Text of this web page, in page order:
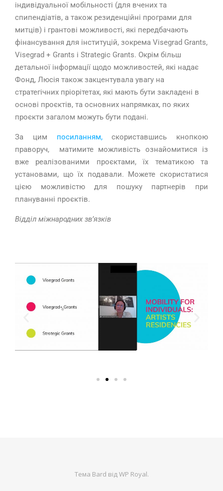
індивідуальної мобільності (для вчених та
спипендіатів, а також резиденційні програми для
митців) і грантові можливості, які передбачають
фінансування для інституцій, зокрема Visegrad Grants,
Visegrad + Grants і Strategic Grants. Окрім більш
детальної інформації щодо можливостей, які надає
Фонд, Люсія також закцентувала увагу на
стратегічних пріорітетах, які мають бути закладені в
основі проєктів, та основних напрямках, по яких
проєкти загалом можуть бути подані.
За цим посиланням,скориставшись кнопкою
праворуч,
матимите можливість ознайомитися із
вже реалізованими проєктами, їх тематикою та
установами, що їх подавали. Можете скористатися
цією можливістю для пошуку партнерів при
плануванні проєктів.
Відділ міжнародних зв’язків
Тема Bard відWP Royal.